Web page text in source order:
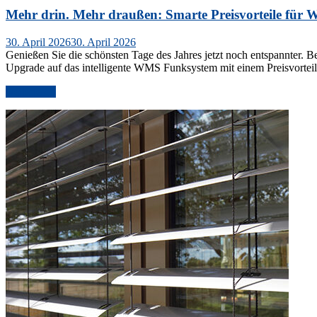
Mehr drin. Mehr draußen: Smarte Preisvorteile für
Veröffentlicht
am
30. April 202630. April 2026
Genießen Sie die schönsten Tage des Jahres jetzt noch
Upgrade auf das intelligente WMS Funksystem mit einem
Mehr
draußen:
Smarte
Preisvorteile
für
WAREMA
Kassetten-
Markisen“